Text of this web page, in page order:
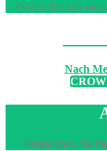
Finden Sie hier
Nach
Vergleichen Sie